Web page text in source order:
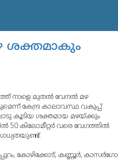
ശക്തമാകും
നാളെ മുതല്‍ വേനല്‍ മഴ
കേന്ദ്ര കാലാവസ്ഥ വകുപ്പ്.
കൂടിയ ശക്തമായ മഴയ്ക്കും
50 കിലോമീറ്റര്‍ വരെ വേഗത്തില്‍
സാധ്യതയുണ്ട്.
കോഴിക്കോട്, കണ്ണൂര്‍,